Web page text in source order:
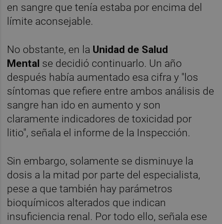
en sangre que tenía estaba por encima del
límite aconsejable.
No obstante, en la Unidad de Salud
Mental se decidió continuarlo. Un año
después había aumentado esa cifra y "los
síntomas que refiere entre ambos análisis de
sangre han ido en aumento y son
claramente indicadores de toxicidad por
litio", señala el informe de la Inspección.
Sin embargo, solamente se disminuye la
dosis a la mitad por parte del especialista,
pese a que también hay parámetros
bioquímicos alterados que indican
insuficiencia renal. Por todo ello, señala ese